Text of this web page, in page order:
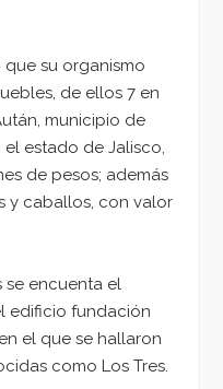
su organismo
de ellos 7 en
municipio de
el estado de Jalisco,
de pesos; además
y caballos, con valor
se encuenta el
edificio fundación
el que se hallaron
como Los Tres.